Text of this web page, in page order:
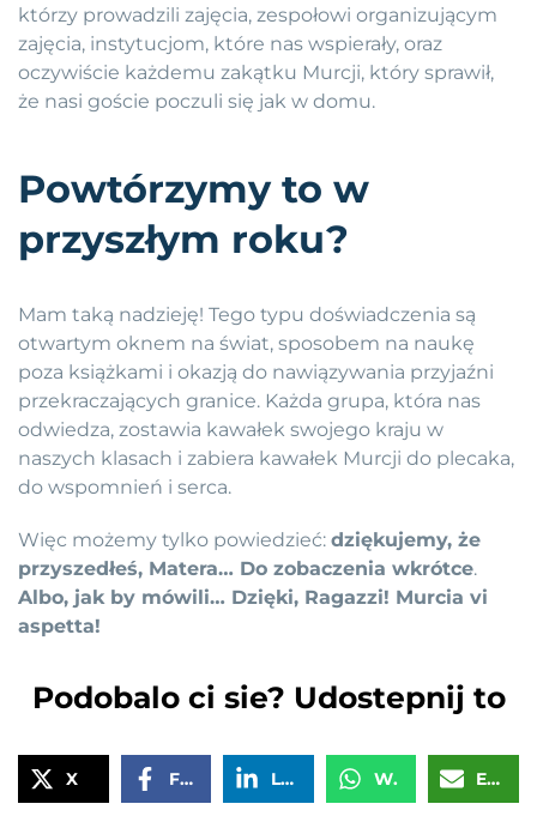
którzy prowadzili zajęcia, zespołowi organizującym
zajęcia, instytucjom, które nas wspierały, oraz
oczywiście każdemu zakątku Murcji, który sprawił,
że nasi goście poczuli się jak w domu.
Powtórzymy to w
przyszłym roku?
Mam taką nadzieję! Tego typu doświadczenia są
otwartym oknem na świat, sposobem na naukę
poza książkami i okazją do nawiązywania przyjaźni
przekraczających granice. Każda grupa, która nas
odwiedza, zostawia kawałek swojego kraju w
naszych klasach i zabiera kawałek Murcji do plecaka,
do wspomnień i serca.
Więc możemy tylko powiedzieć: dziękujemy, że
przyszedłeś, Matera… Do zobaczenia wkrótce.
Albo, jak by mówili… Dzięki, Ragazzi! Murcia vi
aspetta!
Podobalo ci sie? Udostepnij to
X Facebook LinkedIn WhatsApp Email